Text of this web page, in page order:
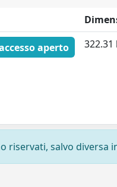
aperto
322.31
salvo diversa